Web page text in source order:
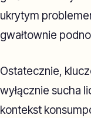
ukrytym
gwałtownie
Ostatecznie,
wyłącznie sucha
kontekst